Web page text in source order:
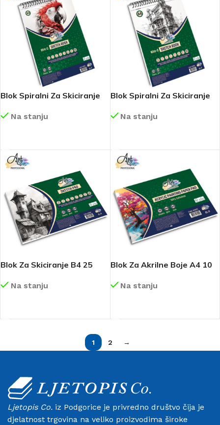
Blok Spiralni Za Skiciranje
White Art085
Na stanju
Blok Spiralni Za Skiciranje
White Art086
Na stanju
Blok Za Skiciranje B4 25
Art088
Na stanju
Blok Za Akrilne Boje A4 10
Art093
Na stanju
1 2 →
Ljetopis Co. iz Podgorice je privredno društvo čija je
djelatnost trgovina na veliko proizvodima široke